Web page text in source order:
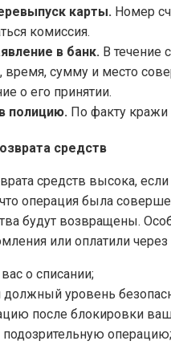
карты. Номер
комиссия.
в банк. В течение
время, сумму и место
о его принятии.
полицию. По факту кражи
средств
средств высока,
операция была
будут возвращены.
или оплатили
о списании;
должный уровень
после блокировки
подозрительную операцию;